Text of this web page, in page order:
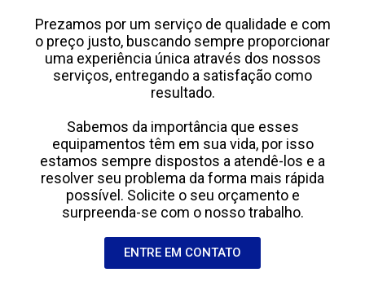
Prezamos por um serviço de qualidade e com
o preço justo, buscando sempre proporcionar
uma experiência única através dos nossos
serviços, entregando a satisfação como
resultado.
Sabemos da importância que esses
equipamentos têm em sua vida, por isso
estamos sempre dispostos a atendê-los e a
resolver seu problema da forma mais rápida
possível. Solicite o seu orçamento e
surpreenda-se com o nosso trabalho.
ENTRE EM CONTATO